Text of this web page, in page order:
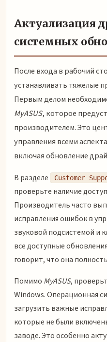
Актуализация
системных
После входа в рабочий
устанавливать тяжелые
Первым делом
MyASUS, которое
производителем. Это
управления всеми
включая обновление
В разделе Customer
проверьте наличие
Производитель часто
исправления ошибок в
звуковой подсистемой и
все доступные
говорит, что она
Помимо MyASUS,
Windows. Операционная
загрузить важные
которые не были
заводе. Это особенно